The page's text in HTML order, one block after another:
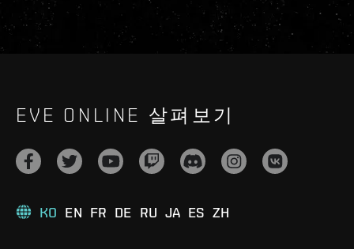
EVE ONLINE 살펴보기
KO EN FR DE RU JA ES ZH